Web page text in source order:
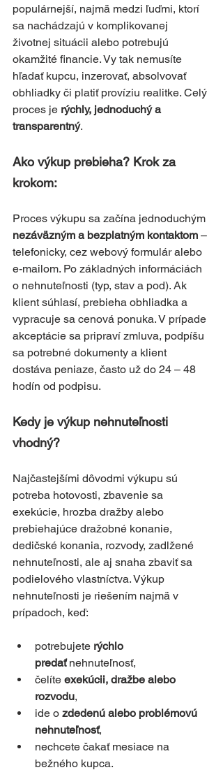
populárnejší, najmä medzi ľuďmi, ktorí
sa nachádzajú v komplikovanej
životnej situácii alebo potrebujú
okamžité financie. Vy tak nemusíte
hľadať kupcu, inzerovať, absolvovať
obhliadky či platiť províziu realitke. Celý
proces je rýchly, jednoduchý a
transparentný.
Ako výkup prebieha? Krok za
krokom:
Proces výkupu sa začína jednoduchým
nezáväzným a bezplatným kontaktom –
telefonicky, cez webový formulár alebo
e-mailom. Po základných informáciách
o nehnuteľnosti (typ, stav a pod). Ak
klient súhlasí, prebieha obhliadka a
vypracuje sa cenová ponuka. V prípade
akceptácie sa pripraví zmluva, podpíšu
sa potrebné dokumenty a klient
dostáva peniaze, často už do 24 – 48
hodín od podpisu.
Kedy je výkup nehnuteľnosti
vhodný?
Najčastejšími dôvodmi výkupu sú
potreba hotovosti, zbavenie sa
exekúcie, hrozba dražby alebo
prebiehajúce dražobné konanie,
dedičské konania, rozvody, zadlžené
nehnuteľnosti, ale aj snaha zbaviť sa
podielového vlastníctva. Výkup
nehnuteľnosti je riešením najmä v
prípadoch, keď:
potrebujete rýchlo
predať nehnuteľnosť,
čelíte exekúcii, dražbe alebo
rozvodu,
ide o zdedenú alebo problémovú
nehnuteľnosť,
nechcete čakať mesiace na
bežného kupca.